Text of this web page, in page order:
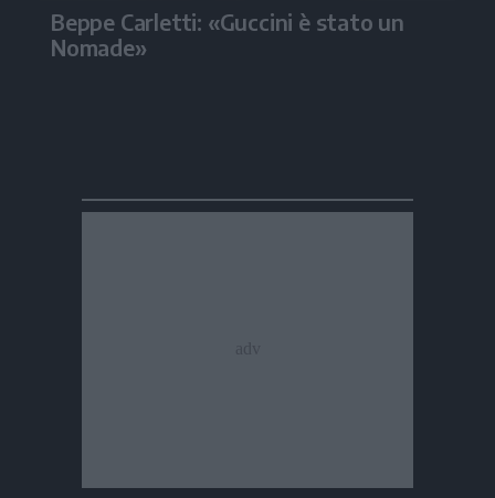
Beppe Carletti: «Guccini è stato un
Nomade»